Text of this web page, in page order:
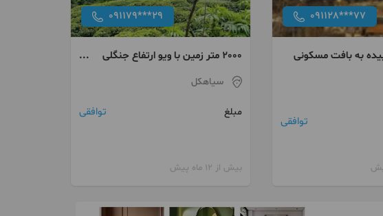
091128***77
توافقی
091179***29
2000 متر زمین با ویو ارتفاع جنگلی
سیاهکل
مبلغ توافقی
بیش از 12 ماه پیش